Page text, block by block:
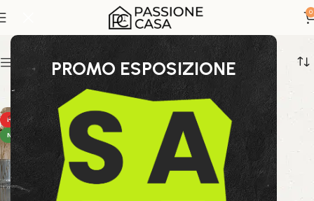
PROMO ESPOSIZIONE
0
minimal
Show sidebar
HOT
NEW